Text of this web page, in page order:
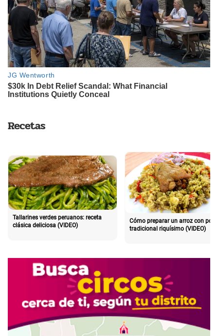
Recetas
Tallarines verdes peruanos: receta
clásica deliciosa (VIDEO)
Cómo preparar un arroz con pollo
tradicional riquísimo (VIDEO)